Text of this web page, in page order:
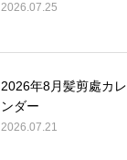
2026.07.25
2026年8月髪剪處カレ
ンダー
2026.07.21